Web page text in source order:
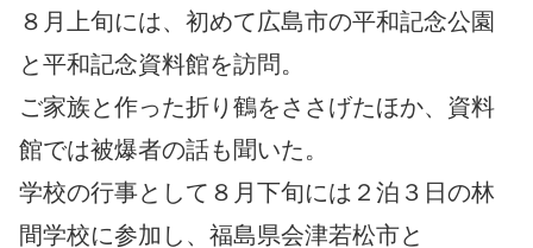
８月上旬には、初めて広島市の平和記念公園
と平和記念資料館を訪問。
ご家族と作った折り鶴をささげたほか、資料
館では被爆者の話も聞いた。
学校の行事として８月下旬には２泊３日の林
間学校に参加し、福島県会津若松市と